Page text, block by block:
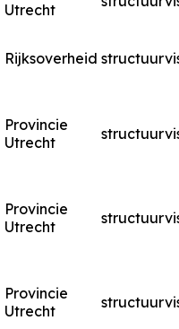
Utrecht
Rijksoverheid
Provincie
Utrecht
Provincie
Utrecht
Provincie
Utrecht